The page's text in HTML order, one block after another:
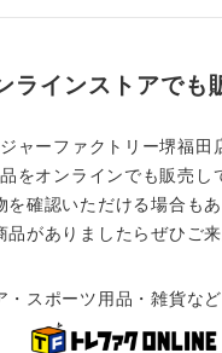
ラインストアでも
ジャーファクトリー堺福田
をオンラインでも販売し
を確認いただける場合もあ
品がありましたらぜひご来
・スポーツ用品・雑貨な